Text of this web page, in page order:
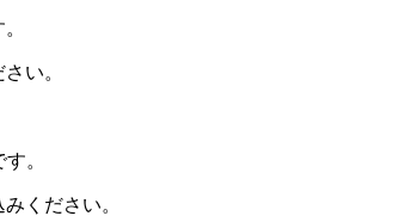
い。
。
ください。